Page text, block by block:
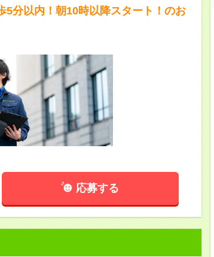
5分以内！朝10時以降スタート！のお
応募する